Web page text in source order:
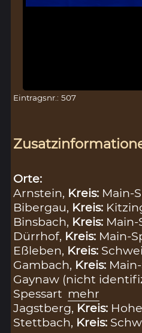
Eintragsnr.: 507
Orte:
Arnstein, Kreis: Main-
Bibergau, Kreis:
Binsbach, Kreis: Main-
Dürrhof, Kreis: Main-
Eßleben, Kreis:
Gambach, Kreis:
Gaynaw (nicht
Spessart mehr
Jagstberg, Kreis:
Stettbach, Kreis: